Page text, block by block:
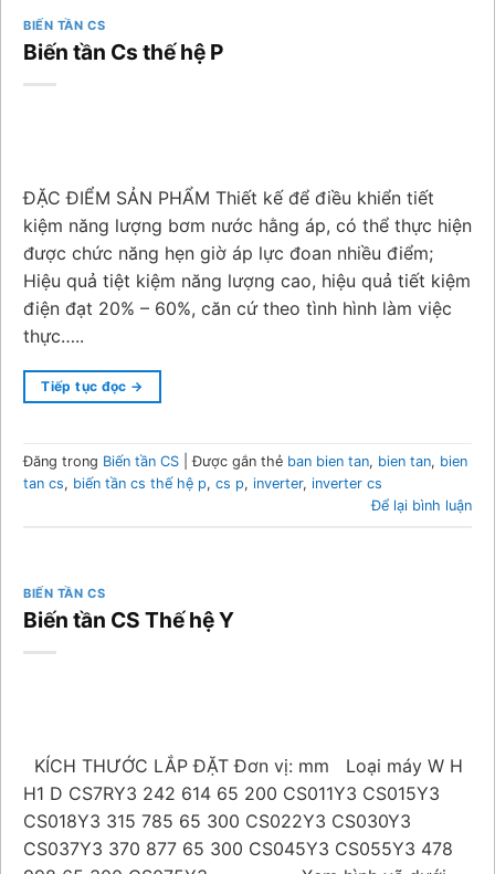
BIẾN TẦN CS
Biến tần Cs thế hệ P
ĐẶC ĐIỂM SẢN PHẨM Thiết kế để điều khiển tiết
kiệm năng lượng bơm nước hằng áp, có thể thực hiện
được chức năng hẹn giờ áp lực đoan nhiều điểm;
Hiệu quả tiệt kiệm năng lượng cao, hiệu quả tiết kiệm
điện đạt 20% – 60%, căn cứ theo tình hình làm việc
thực…..
Tiếp tục đọc →
Đăng trong Biến tần CS |Được gắn thẻ ban bien tan, bien tan, bien
tan cs, biến tần cs thế hệ p, cs p, inverter, inverter cs
Để lại bình luận
BIẾN TẦN CS
Biến tần CS Thế hệ Y
KÍCH THƯỚC LẮP ĐẶT Đơn vị: mm Loại máy W H
H1 D CS7RY3 242 614 65 200 CS011Y3 CS015Y3
CS018Y3 315 785 65 300 CS022Y3 CS030Y3
CS037Y3 370 877 65 300 CS045Y3 CS055Y3 478